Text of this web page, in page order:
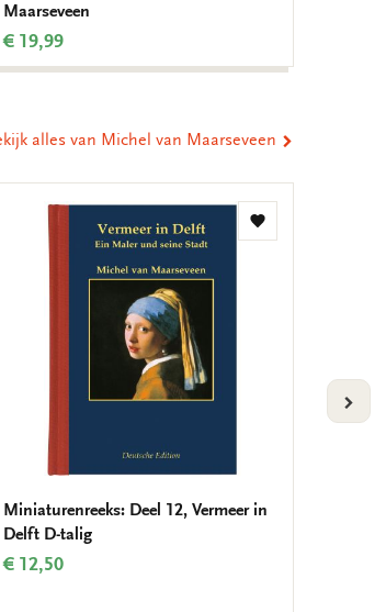
Maarseveen
€ 19,99
alles van Michel van Maarseveen
Toevoegen
Miniaturenreeks: Deel 12, Vermeer in
Delft D-talig
€ 12,50